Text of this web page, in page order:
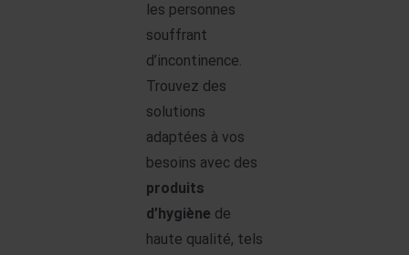
les personnes
souffrant
d’incontinence.
Trouvez des
solutions
adaptées à vos
besoins avec des
produits
d’hygiène de
haute qualité, tels